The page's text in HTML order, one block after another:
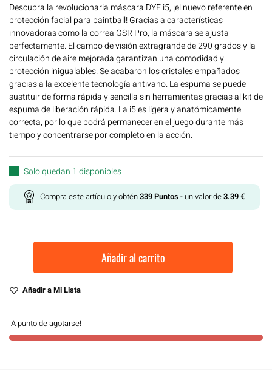
Descubra la revolucionaria máscara DYE i5, ¡el nuevo referente en
protección facial para paintball! Gracias a características
innovadoras como la correa GSR Pro, la máscara se ajusta
perfectamente. El campo de visión extragrande de 290 grados y la
circulación de aire mejorada garantizan una comodidad y
protección inigualables. Se acabaron los cristales empañados
gracias a la excelente tecnología antivaho. La espuma se puede
sustituir de forma rápida y sencilla sin herramientas gracias al kit de
espuma de liberación rápida. La i5 es ligera y anatómicamente
correcta, por lo que podrá permanecer en el juego durante más
tiempo y concentrarse por completo en la acción.
Solo quedan 1 disponibles
Compra este artículo y obtén339Puntos - un valor de3.39€
Añadir al carrito
Añadir a Mi Lista
¡A punto de agotarse!